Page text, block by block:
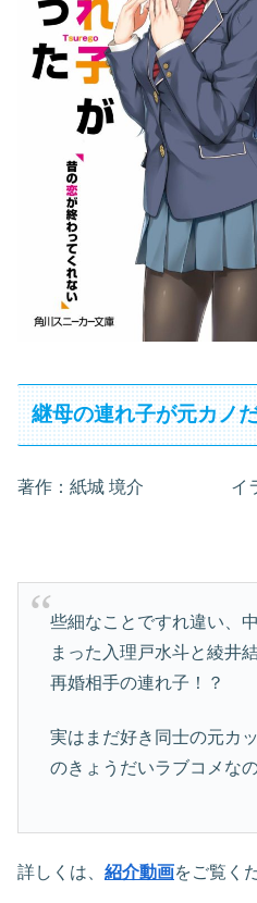
継母の連れ子が元カノ
著作：紙城 境介 イラ
些細なことですれ違い、
まった入理戸水斗と綾井
再婚相手の連れ子！？
実はまだ好き同士の元カ
のきょうだいラブコメなの
詳しくは、 紹介動画をご覧く